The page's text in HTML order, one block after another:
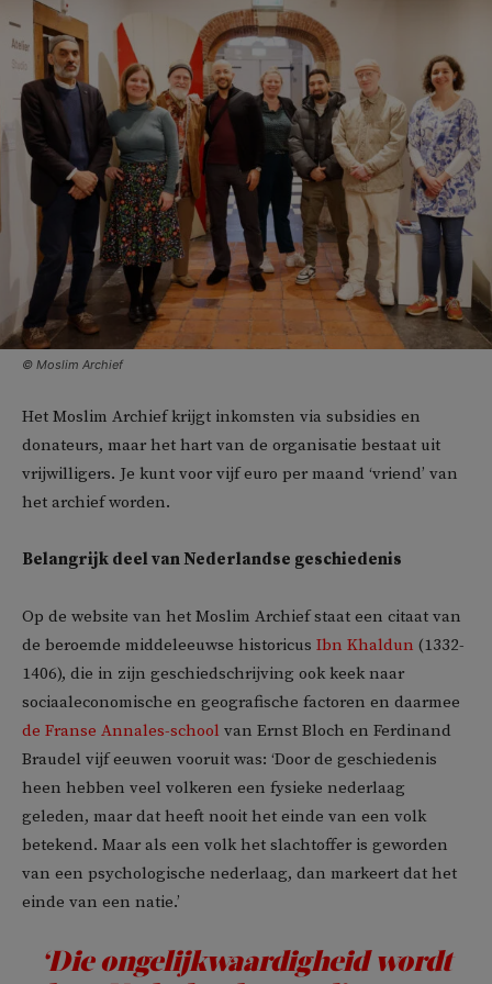
© Moslim Archief
Het Moslim Archief krijgt inkomsten via subsidies en
donateurs, maar het hart van de organisatie bestaat uit
vrijwilligers. Je kunt voor vijf euro per maand ‘vriend’ van
het archief worden.
Belangrijk deel van Nederlandse geschiedenis
Op de website van het Moslim Archief staat een citaat van
de beroemde middeleeuwse historicus Ibn Khaldun (1332-
1406), die in zijn geschiedschrijving ook keek naar
sociaaleconomische en geografische factoren en daarmee
de Franse Annales-school van Ernst Bloch en Ferdinand
Braudel vijf eeuwen vooruit was: ‘Door de geschiedenis
heen hebben veel volkeren een fysieke nederlaag
geleden, maar dat heeft nooit het einde van een volk
betekend. Maar als een volk het slachtoffer is geworden
van een psychologische nederlaag, dan markeert dat het
einde van een natie.’
‘Die ongelijkwaardigheid wordt